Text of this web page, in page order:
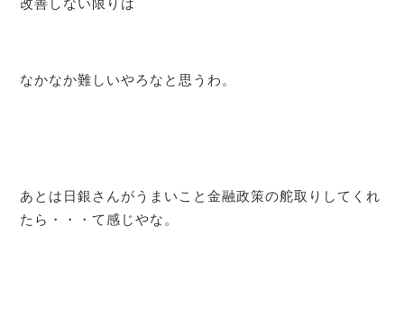
なかなか難しいやろなと思うわ。
あとは日銀さんがうまいこと金融政策の舵取りしてくれ
たら・・・て感じやな。